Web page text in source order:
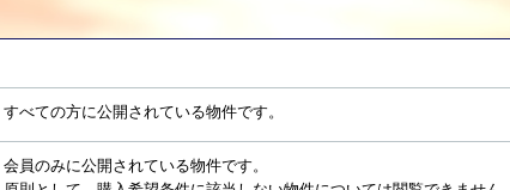
すべての方に公開されている物件です。
会員のみに公開されている物件です。